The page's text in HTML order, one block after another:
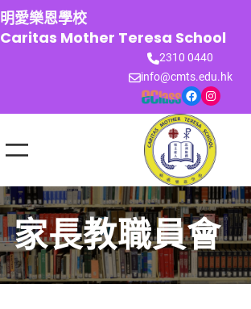
跳
至
主
明愛樂恩學校
Caritas Mother Teresa School
2310 0440
info@cmts.edu.hk
Facebook Instagram
家長教職員會